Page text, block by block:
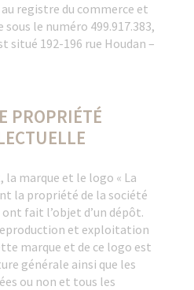
registre du commerce et
le numéro 499.917.383,
situé 192-196 rue Houdan –
PROPRIÉTÉ
marque et le logo « La
la propriété de la société
fait l’objet d’un dépôt.
et exploitation
marque et de ce logo est
générale ainsi que les
ou non et tous les